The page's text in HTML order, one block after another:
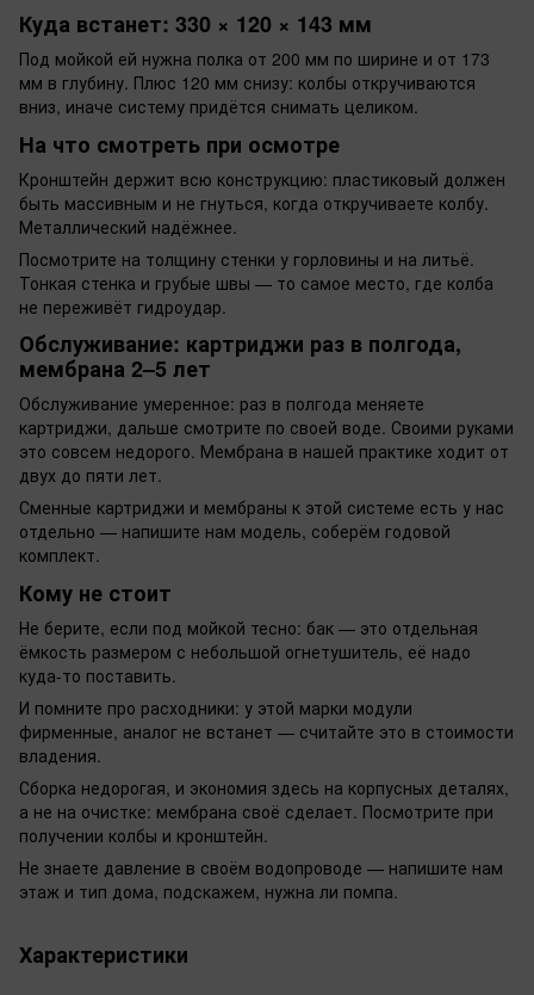
Куда встанет: 330 × 120 × 143 мм
Под мойкой ей нужна полка от 200 мм по ширине и от 173
мм в глубину. Плюс 120 мм снизу: колбы откручиваются
вниз, иначе систему придётся снимать целиком.
На что смотреть при осмотре
Кронштейн держит всю конструкцию: пластиковый должен
быть массивным и не гнуться, когда откручиваете колбу.
Металлический надёжнее.
Посмотрите на толщину стенки у горловины и на литьё.
Тонкая стенка и грубые швы — то самое место, где колба
не переживёт гидроудар.
Обслуживание: картриджи раз в полгода,
мембрана 2–5 лет
Обслуживание умеренное: раз в полгода меняете
картриджи, дальше смотрите по своей воде. Своими руками
это совсем недорого. Мембрана в нашей практике ходит от
двух до пяти лет.
Сменные картриджи и мембраны к этой системе есть у нас
отдельно — напишите нам модель, соберём годовой
комплект.
Кому не стоит
Не берите, если под мойкой тесно: бак — это отдельная
ёмкость размером с небольшой огнетушитель, её надо
куда-то поставить.
И помните про расходники: у этой марки модули
фирменные, аналог не встанет — считайте это в стоимости
владения.
Сборка недорогая, и экономия здесь на корпусных деталях,
а не на очистке: мембрана своё сделает. Посмотрите при
получении колбы и кронштейн.
Не знаете давление в своём водопроводе — напишите нам
этаж и тип дома, подскажем, нужна ли помпа.
Характеристики